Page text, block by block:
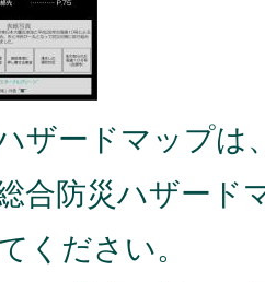
ザードマップは
総合防災ハザー
ください。